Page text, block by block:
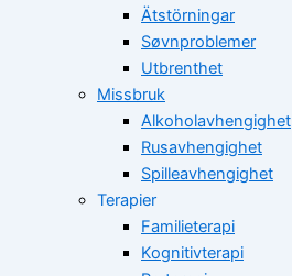
Ätstörningar
Søvnproblemer
Utbrenthet
Missbruk
Alkoholavhengighet
Rusavhengighet
Spilleavhengighet
Terapier
Familieterapi
Kognitivterapi